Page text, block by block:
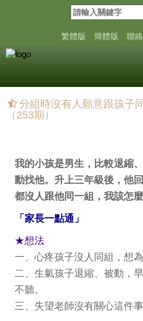
繁體版 簡體版 聯
分組時沒有人願意跟孩子
（253期）
我的小孩是男生，比較退縮
動找他。升上三年級後，他
都沒人跟他同一組，我該怎
「家長一點通」
★想法
一、心疼孩子沒人同組，想
二、生氣孩子退縮、被動，
不聽。
三、失望老師沒有關心這件事